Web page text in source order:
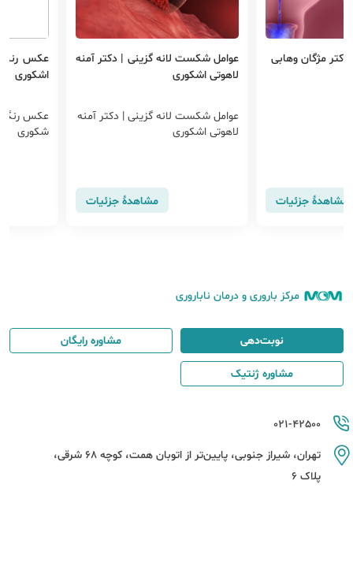
مژگان وهابی
مشاهدهٔ جزئیات
عوامل شکست لانه گزینی | دکتر آمنه
لاهوتی اشکوری
عوامل شکست لانه گزینی | دکتر آمنه
لاهوتی اشکوری
مشاهدهٔ جزئیات
عکس رنگی
اشکوری
عکس رنگی
شکوری
مرکز باروری و درمان ناباروری
021-42500
تهران، شیراز جنوبی، پایین‌تر از اتوبان همت، کوچه 68 شرقی،
پلاک 6
نوبت‌دهی مشاوره رایگان
مشاوره ژنتیک